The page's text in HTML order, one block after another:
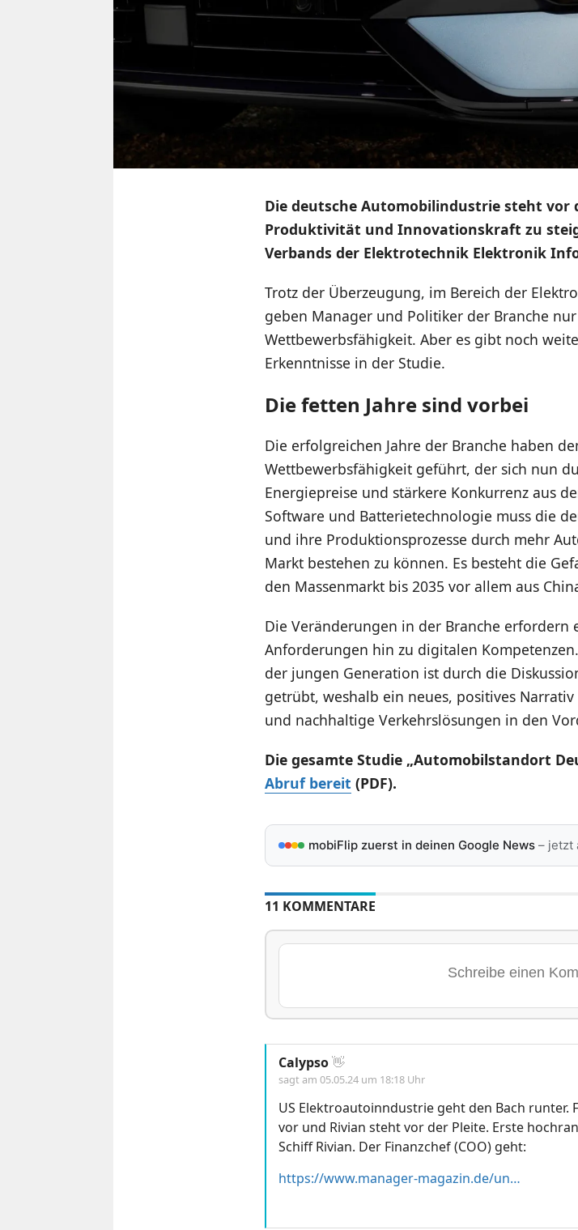
Die deutsche Automobilindustrie steht vor
Produktivität und Innovationskraft zu
Verbands der Elektrotechnik Elektronik
Trotz der Überzeugung, im Bereich der
geben Manager und Politiker der Branche
Wettbewerbsfähigkeit. Aber es gibt noch
Erkenntnisse in der Studie.
Die fetten Jahre sind vorbei
Die erfolgreichen Jahre der Branche haben
Wettbewerbsfähigkeit geführt, der sich nun
Energiepreise und stärkere Konkurrenz aus
Software und Batterietechnologie muss die
und ihre Produktionsprozesse durch mehr
Markt bestehen zu können. Es besteht die
den Massenmarkt bis 2035 vor allem aus
Die Veränderungen in der Branche
Anforderungen hin zu digitalen
der jungen Generation ist durch die
getrübt, weshalb ein neues, positives
und nachhaltige Verkehrslösungen in den
Die gesamte Studie „Automobilstandort
Abruf bereit (PDF).
mobiFlip zuerst in deinen Google News– jetzt
11 KOMMENTARE
Calypso👋
sagt am 05.05.24 um 18:18 Uhr
US Elektroautoinndustrie geht den Bach runter.
vor und Rivian steht vor der Pleite. Erste
Schiff Rivian. Der Finanzchef (COO) geht:
https://www.manager-magazin.de/unternehmen/autoindustrie/rivian-frank-klein-verlaesst-elektroautohersteller-javier-varela-uebernimmt-a-ef74c123-7010-4c6f-86d1-ba013806445c